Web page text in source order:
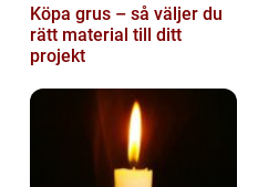
Köpa grus – så väljer du
rätt material till ditt
projekt